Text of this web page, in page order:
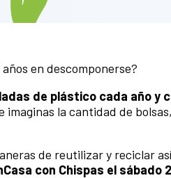
en descomponerse?
de plástico cada año y
imaginas la cantidad de
de reutilizar y reciclar
con Chispas el sábado